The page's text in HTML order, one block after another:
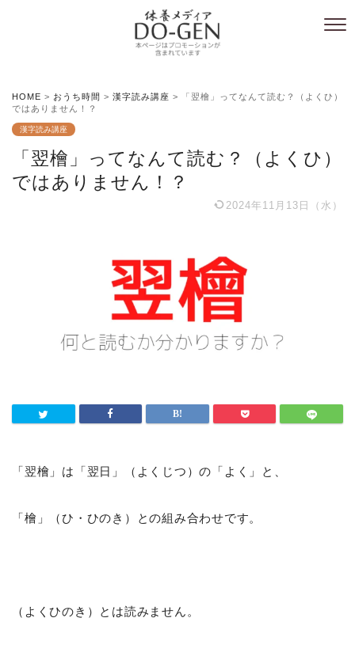
HOME > おうち時間 > 漢字読み講座 >
「翌檜」ってなんて読む？（よくひ）
ではありません！？
漢字読み講座
「翌檜」ってなんて読む？（よくひ）
ではありません！？
2024年11月13日（水）
「翌檜」は「翌日」（よくじつ）の「よく」と、
「檜」（ひ・ひのき）との組み合わせです。
（よくひのき）とは読みません。